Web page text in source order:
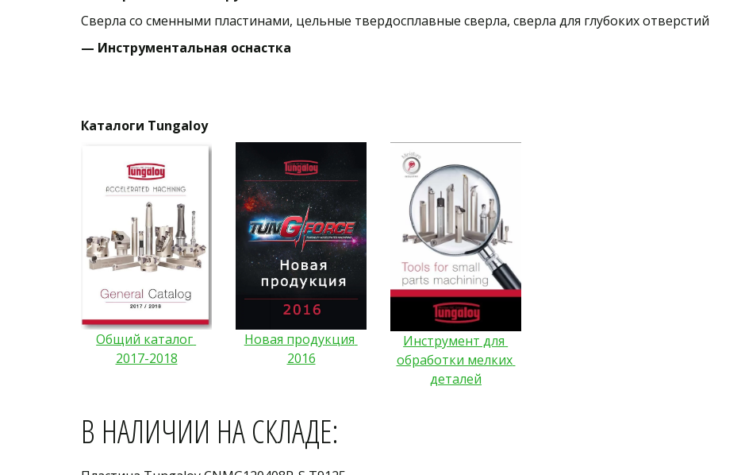
Сверла со сменными пластинами, цельные твердосплавные сверла, сверла для глубоких отверстий
— Инструментальная оснастка
Каталоги Tungaloy
Общий каталог
2017-2018
Новая продукция
2016
Инструмент для
обработки мелких
деталей
В НАЛИЧИИ НА СКЛАДЕ: